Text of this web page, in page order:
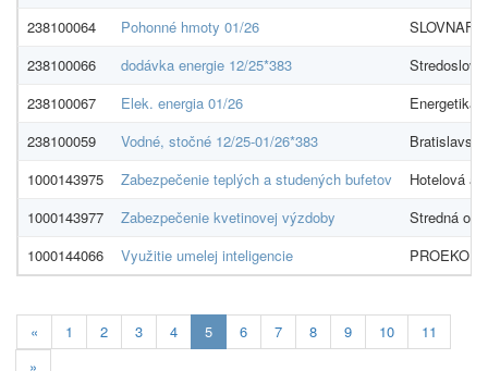
238100064
Pohonné hmoty 01/26
238100066
dodávka energie 12/25*383
238100067
Elek. energia 01/26
Energetika
238100059
Vodné, stočné 12/25-01/26*383
1000143975
Zabezpečenie teplých a studených bufetov
Hotelová
1000143977
Zabezpečenie kvetinovej výzdoby
Stredná
1000144066
Využitie umelej inteligencie PROEKO
« 1 2 3 4 5Aktualna-
stranka
6 7 8 9 10
11
»